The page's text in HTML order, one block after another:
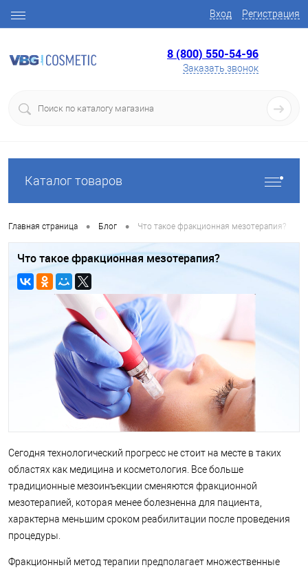
Вход Регистрация
8 (800) 550-54-96
Заказать звонок
Каталог товаров
Главная страница • Блог • Что такое фракционная мезотерапия?
Что такое фракционная мезотерапия?
Сегодня технологический прогресс не стоит на месте в таких
областях как медицина и косметология. Все больше
традиционные мезоинъекции сменяются фракционной
мезотерапией, которая менее болезненна для пациента,
характерна меньшим сроком реабилитации после проведения
процедуры.
Фракционный метод терапии предполагает множественные